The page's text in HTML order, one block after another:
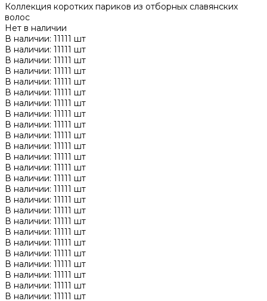
Коллекция коротких париков из отборных славянских
волос
Нет в наличии
В наличии: 11111 шт
В наличии: 11111 шт
В наличии: 11111 шт
В наличии: 11111 шт
В наличии: 11111 шт
В наличии: 11111 шт
В наличии: 11111 шт
В наличии: 11111 шт
В наличии: 11111 шт
В наличии: 11111 шт
В наличии: 11111 шт
В наличии: 11111 шт
В наличии: 11111 шт
В наличии: 11111 шт
В наличии: 11111 шт
В наличии: 11111 шт
В наличии: 11111 шт
В наличии: 11111 шт
В наличии: 11111 шт
В наличии: 11111 шт
В наличии: 11111 шт
В наличии: 11111 шт
В наличии: 11111 шт
В наличии: 11111 шт
В наличии: 11111 шт